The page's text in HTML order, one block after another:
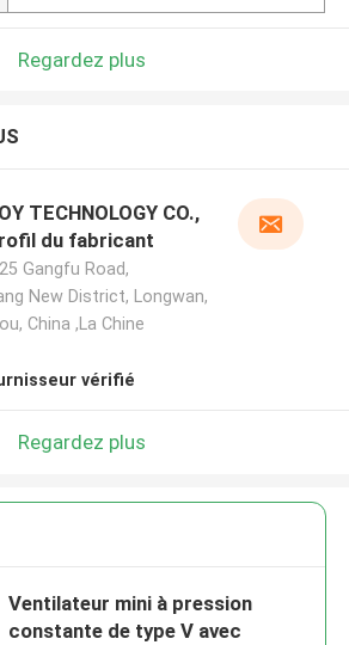
Regardez plus
TECHNOLOGY CO.,
du fabricant
Gangfu Road,
New District, Longwan,
China ,La Chine
vérifié
Regardez plus
Ventilateur mini à pression
constante de type V avec